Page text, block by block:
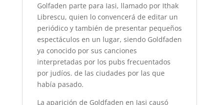
Golfaden parte para Iasi, llamado por Ithak
Librescu, quien lo convencerá de editar un
periódico y también de presentar pequeños
espectáculos en un lugar, siendo Goldfaden
ya conocido por sus canciones
interpretadas por los pubs frecuentados
por judíos. de las ciudades por las que
había pasado.
La aparición de Goldfaden en Iasi causó